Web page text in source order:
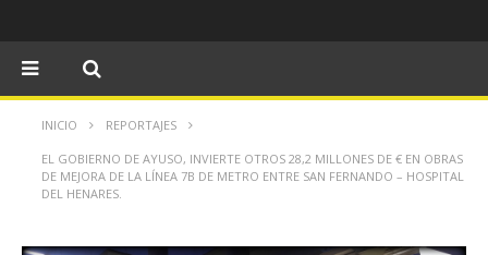
INICIO REPORTAJES
EL GOBIERNO DE AYUSO, INVIERTE OTROS 28,2 MILLONES DE € EN OBRAS
DE MEJORA DE LA LÍNEA 7B DE METRO ENTRE SAN FERNANDO – HOSPITAL
DEL HENARES.